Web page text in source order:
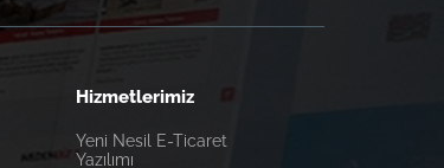
Hizmetlerimiz
Yeni Nesil E-Ticaret
Yazılımı